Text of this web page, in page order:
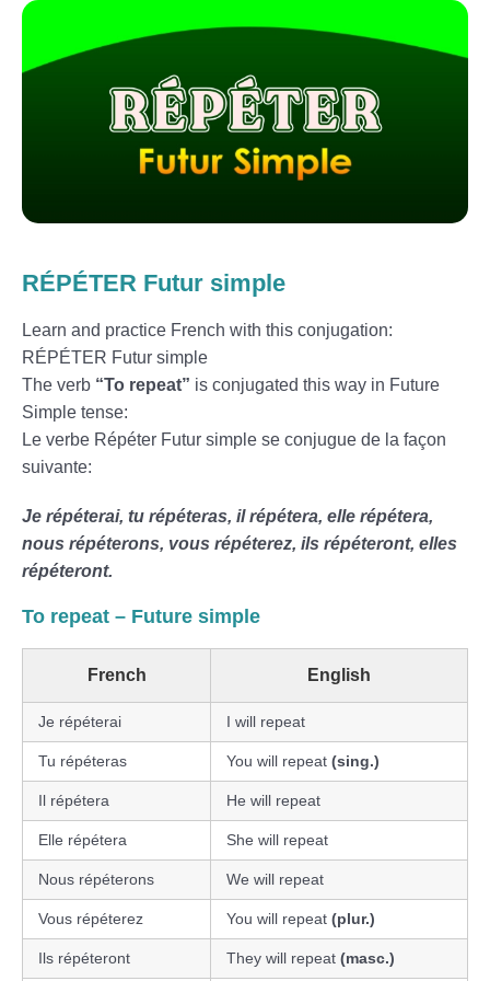
RÉPÉTER Futur simple
Learn and practice French with this conjugation:
RÉPÉTER Futur simple
The verb “To repeat” is conjugated this way in Future
Simple tense:
Le verbe Répéter Futur simple se conjugue de la façon
suivante:
Je répéterai, tu répéteras, il répétera, elle répétera,
nous répéterons, vous répéterez, ils répéteront, elles
répéteront.
To repeat – Future simple
French English
Je répéterai I will repeat
Tu répéteras You will repeat (sing.)
Il répétera He will repeat
Elle répétera She will repeat
Nous répéterons We will repeat
Vous répéterez You will repeat (plur.)
Ils répéteront They will repeat (masc.)